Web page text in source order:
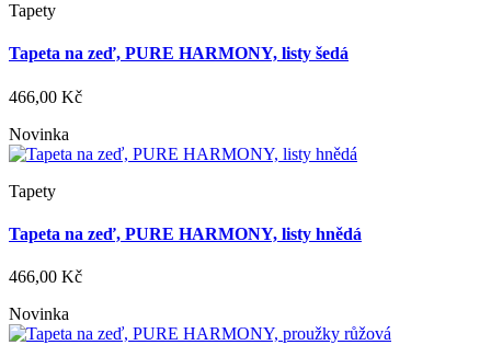
Tapety
Tapeta na zeď, PURE HARMONY, listy šedá
466,00 Kč
Novinka
Tapety
Tapeta na zeď, PURE HARMONY, listy hnědá
466,00 Kč
Novinka